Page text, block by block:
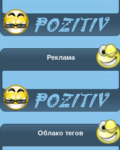
Реклама
Облако тегов